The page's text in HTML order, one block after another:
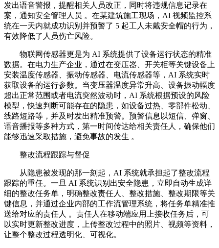
发出语音警报，提醒相关人员改正，同时将违规信息记录在
案，通知安全管理人员 。在某建筑施工现场，AI 视频监控系
统在一天内就成功识别并预警了 5 起工人未戴安全帽的行为，
有效降低了人员伤亡风险。
物联网传感器更是为 AI 系统提供了设备运行状态的精准
数据。在电力生产企业，通过在变压器、开关柜等关键设备上
安装温度传感器、振动传感器、电流传感器等，AI 系统实时
获取设备的运行参数。当变压器温度异常升高、设备振动幅度
超出正常范围或者电流突然波动时，AI 系统根据预设的风险
模型，快速判断可能存在的隐患，如设备过热、零部件松动、
线路短路等，并及时发出精准预警。预警信息以短信、弹窗、
语音播报等多种方式，第一时间传达给相关责任人，确保他们
能够迅速采取措施，避免事故的发生 。
整改流程跟踪与督促
从隐患被发现的那一刻起，AI 系统就承担起了整改流程
跟踪的重任。一旦 AI 系统识别出安全隐患，立即自动生成详
细的整改任务单，明确整改责任人、整改措施、整改期限等关
键信息，并通过企业内部的工作流管理系统，将任务单精准推
送给对应的责任人 。责任人在移动端应用上接收任务后，可
以实时更新整改进度，上传整改过程中的照片、视频等资料，
让整个整改过程透明化、可视化。